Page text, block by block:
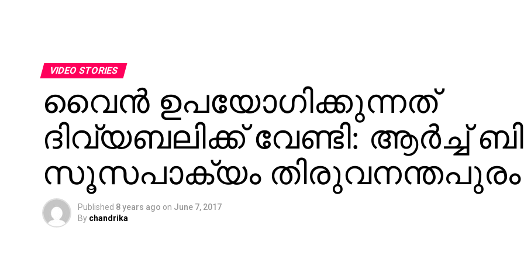
VIDEO STORIES
വൈന്‍ ഉപയോഗിക്കുന്നത്
ദിവ്യബലിക്ക് വേണ്ടി: ആര്‍ച്ച്
സൂസപാക്യം തിരുവനന്തപുരം
Published 8 years ago on June 7, 2017
By chandrika